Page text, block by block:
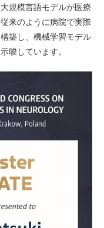
規模言語モデルが医療
来のように病院で実際
築し、機械学習モデル
唆しています。